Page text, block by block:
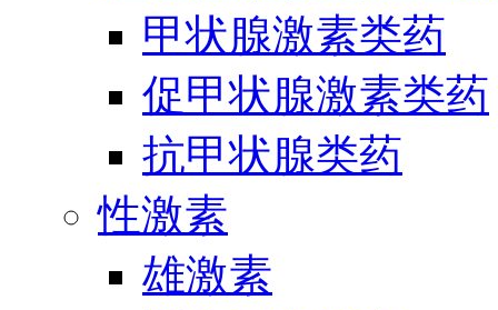
甲状腺激素类药
促甲状腺激素类药
抗甲状腺类药
性激素
雄激素